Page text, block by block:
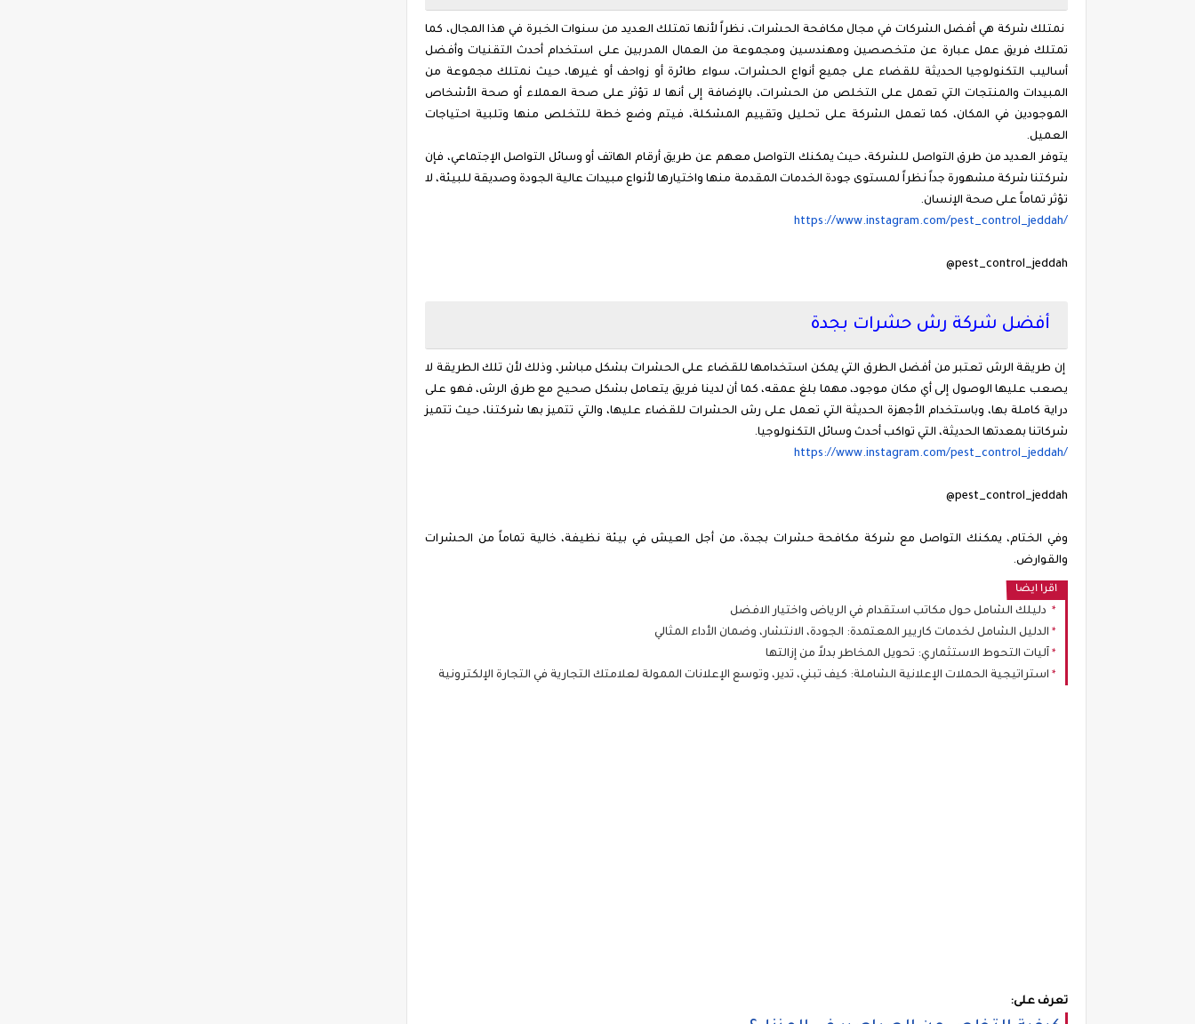
نمتلك شركة هي أفضل الشركات في مجال مكافحة الحشرات، نظراً لأنها تمتلك العديد من سنوات الخبرة في هذا المجال، كما
تمتلك فريق عمل عبارة عن متخصصين ومهندسين ومجموعة من العمال المدربين على استخدام أحدث التقنيات وأفضل
أساليب التكنولوجيا الحديثة للقضاء على جميع أنواع الحشرات، سواء طائرة أو زواحف أو غيرها، حيث نمتلك مجموعة من
المبيدات والمنتجات التي تعمل على التخلص من الحشرات، بالإضافة إلى أنها لا تؤثر على صحة العملاء أو صحة الأشخاص
الموجودين في المكان، كما تعمل الشركة على تحليل وتقييم المشكلة، فيتم وضع خطة للتخلص منها وتلبية احتياجات
العميل.
يتوفر العديد من طرق التواصل للشركة، حيث يمكنك التواصل معهم عن طريق أرقام الهاتف أو وسائل التواصل الإجتماعي، فإن
شركتنا شركة مشهورة جداً نظراً لمستوى جودة الخدمات المقدمة منها واختيارها لأنواع مبيدات عالية الجودة وصديقة للبيئة، لا
تؤثر تماماً على صحة الإنسان.
https://www.instagram.com/pest_control_jeddah/
@pest_control_jeddah
أفضل شركة رش حشرات بجدة
إن طريقة الرش تعتبر من أفضل الطرق التي يمكن استخدامها للقضاء على الحشرات بشكل مباشر، وذلك لأن تلك الطريقة لا
يصعب عليها الوصول إلى أي مكان موجود، مهما بلغ عمقه، كما أن لدينا فريق يتعامل بشكل صحيح مع طرق الرش، فهو على
دراية كاملة بها، وباستخدام الأجهزة الحديثة التي تعمل على رش الحشرات للقضاء عليها، والتي تتميز بها شركتنا، حيث تتميز
شركاتنا بمعدتها الحديثة، التي تواكب أحدث وسائل التكنولوجيا.
https://www.instagram.com/pest_control_jeddah/
@pest_control_jeddah
وفي الختام، يمكنك التواصل مع شركة مكافحة حشرات بجدة، من أجل العيش في بيئة نظيفة، خالية تماماً من الحشرات
والقوارض.
اقرا ايضا
دليلك الشامل حول مكاتب استقدام في الرياض واختيار الافضل
الدليل الشامل لخدمات كاريير المعتمدة: الجودة، الانتشار، وضمان الأداء المثالي
آليات التحوط الاستثماري: تحويل المخاطر بدلاً من إزالتها
استراتيجية الحملات الإعلانية الشاملة: كيف تبني، تدير، وتوسع الإعلانات الممولة لعلامتك التجارية في التجارة الإلكترونية
تعرف على: